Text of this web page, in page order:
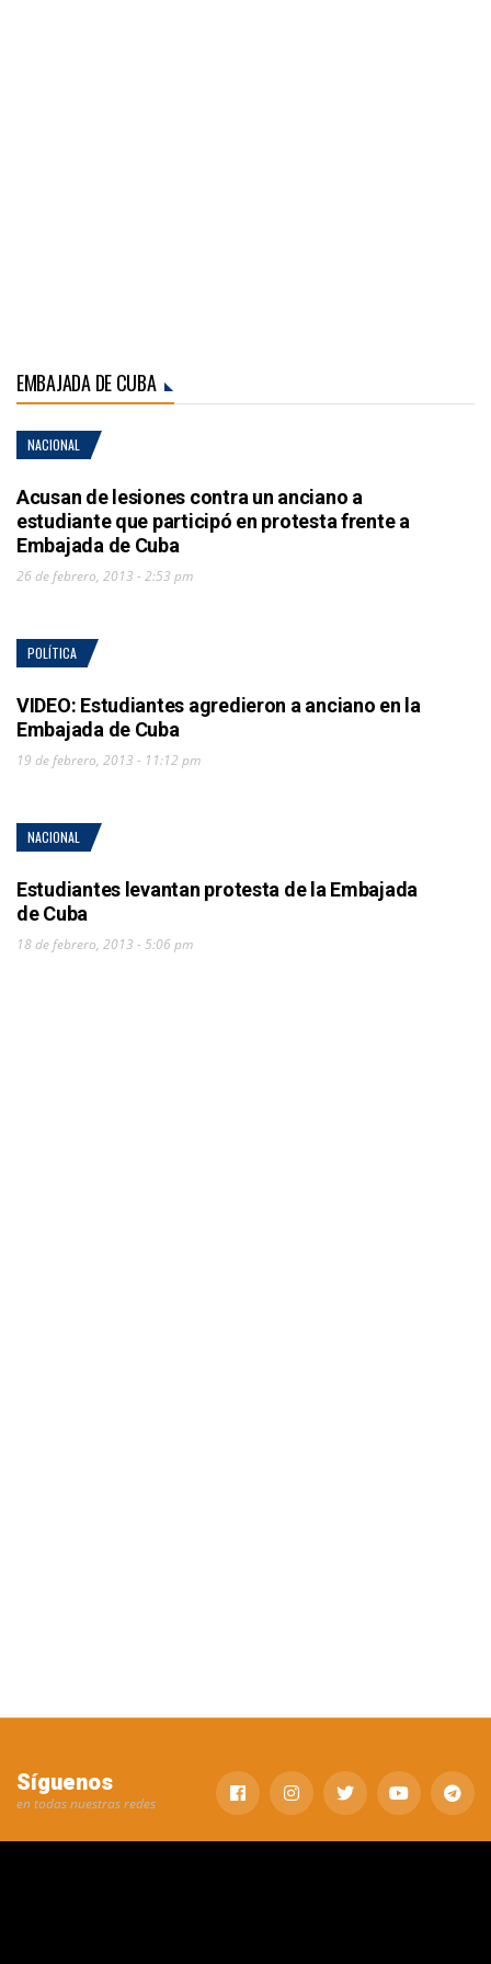
EMBAJADA DE CUBA
NACIONAL
Acusan de lesiones contra un anciano a
estudiante que participó en protesta frente a
Embajada de Cuba
26 de febrero, 2013 - 2:53 pm
POLÍTICA
VIDEO: Estudiantes agredieron a anciano en la
Embajada de Cuba
19 de febrero, 2013 - 11:12 pm
NACIONAL
Estudiantes levantan protesta de la Embajada
de Cuba
18 de febrero, 2013 - 5:06 pm
Síguenos
en todas nuestras redes